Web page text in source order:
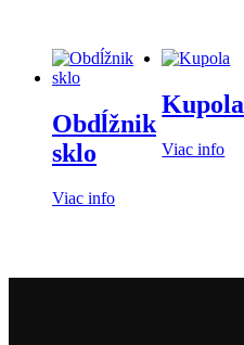
Obdĺžnik
sklo
Viac info
Kupola
Viac info